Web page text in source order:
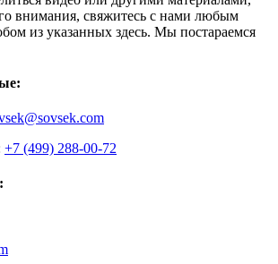
внимания, свяжитесь с нами любым
из указанных здесь. Мы постараемся
+7 (499) 288-00-72